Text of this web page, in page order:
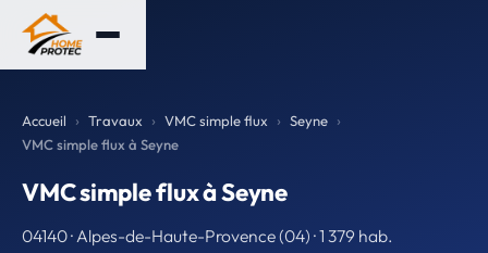
Accueil Travaux VMC simple flux
Seyne
VMC simple flux à Seyne
VMC simple flux à Seyne
04140 · Alpes-de-Haute-Provence (04) · 1 379 hab.